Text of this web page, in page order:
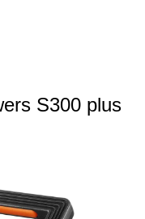
S300 plus